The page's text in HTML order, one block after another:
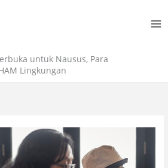
untuk Nausus, Para
Lingkungan